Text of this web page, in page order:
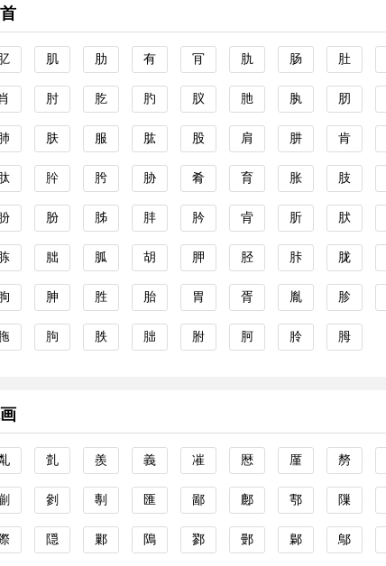
肌 肋 有 肎 肍 肠 肚
肘 肐 肑 肞 肔 肒 肕
肤 服 肱 股 肩 肼 肯
肸 肹 胁 肴 育 胀 肢
肦 胏 肨 肣 肻 肵 肰
朏 胍 胡 胛 胫 胩 胧
胂 胜 胎 胃 胥 胤 胗
胣 胊 胅 胐 胕 胢 朎 胟
亄 羨 義 凗 厯 厪 剺
剼 剸 匯 鄙 鄜 鄠 隟
際 隠 鄛 隝 鄝 鄤 鄡 鄥